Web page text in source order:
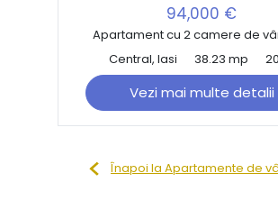
94,000 €
Apartament cu 2 camere de
Central, Iasi
38.23 mp
Vezi mai multe detalii
Înapoi la Apartamente de